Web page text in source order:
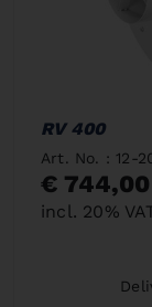
RV 400
Art. No. : 12-
€ 744,00
incl. 20%